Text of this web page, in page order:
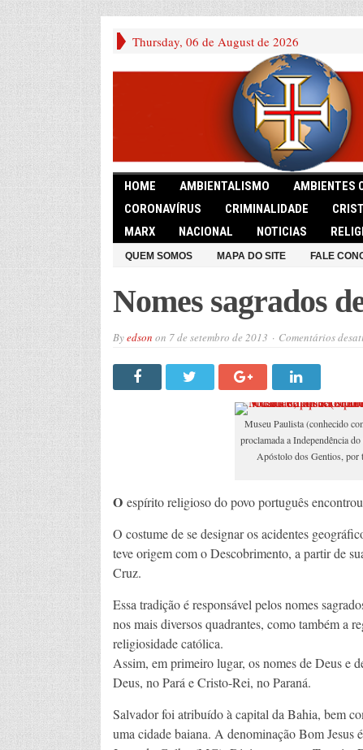
Thursday, 06 de August de 2026
HOME AMBIENTALISMO AMBIENTES
CORONAVÍRUS
CRIMINALIDADE
MARX
NACIONAL NOTICIAS
QUEM SOMOS MAPA DO SITE FALE
Nomes sagrados
Byedson on 7 de setembro de 2013 Comentários
Museu Paulista (conhecido
proclamada a Independência
Apóstolo dos Gentios, por
Oespírito religioso do povo português
O costume de se designar os acidentes
teve origem com o Descobrimento, a partir de
Cruz.
Essa tradição é responsável pelos nomes
nos mais diversos quadrantes, como também a
religiosidade católica.
Assim, em primeiro lugar, os nomes de Deus e
Deus, no Pará e Cristo-Rei, no Paraná.
Salvador foi atribuído à capital da Bahia, bem
uma cidade baiana. A denominação Bom